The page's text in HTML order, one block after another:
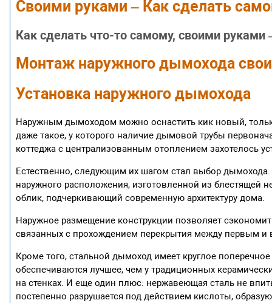
Своими руками – Как сделать
Как сделать что-то самому, своими руками
Монтаж наружного дымохода
Установка наружного дымохода
Наружным дымоходом можно оснастить кик новый,
даже такое, у которого наличие дымовой трубы
коттеджа с централизованным отоплением захотелось
Естественно, следующим их шагом стал выбор
наружного расположения, изготовленной из
облик, подчеркивающий современную архитектуру дома.
Наружное размещение конструкции позволяет
связанных с прохождением перекрытия между первым и
Кроме того, стальной дымоход имеет круглое
обеспечиваются лучшее, чем у традиционных
на стенках. И еще один плюс: нержавеющая сталь не
постепенно разрушается под действием кислоты,